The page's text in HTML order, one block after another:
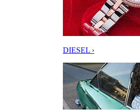
DIESEL ›